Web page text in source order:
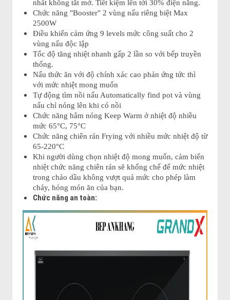
nhất không tắt mở. Tiết kiệm lên tới 30% điện năng.
Chức năng "Booster" 2 vùng nấu riêng biệt Max
2500W
Điều khiển cảm ứng 9 levels mức công suất cho 2
vùng nấu độc lập
Tốc độ tăng nhiệt nhanh gấp 2 lần so với bếp truyền
thống.
Nấu thức ăn với độ chính xác cao phản ứng tức thì
với mức nhiệt mong muốn
Tự động tìm nồi nấu Automatically find pot và vùng
nấu chỉ nóng lên khi có nồi
Chức năng hâm nóng Keep Warm ở nhiệt độ nhiều
mức 65°C, 75°C
Chức năng chiên rán Frying với nhiều mức nhiệt độ từ
65-220°C
Khi người dùng chọn nhiệt độ mong muốn, cảm biến
nhiệt chức năng chiên rán sẽ khống chế để mức nhiệt
trong chảo dầu không vượt quá mức cho phép làm
cháy, hỏng món ăn của bạn.
Chức năng an toàn: